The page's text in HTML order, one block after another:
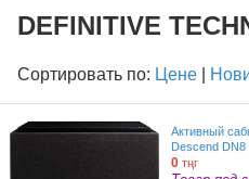
DEFINITIVE
Сортировать по: Цене
Активный
Descend DN8
0 тңг